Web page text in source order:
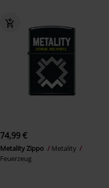
74,99 €
Metality Zippo
Metality
Feuerzeug